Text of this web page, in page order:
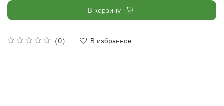
(0) В избранное
В корзину